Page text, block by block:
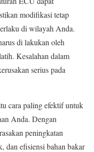
modifikasi tetap
di wilayah Anda.
di lakukan oleh
Kesalahan dalam
serius pada
cara paling efektif untuk
Anda. Dengan
peningkatan
dan efisiensi bahan bakar